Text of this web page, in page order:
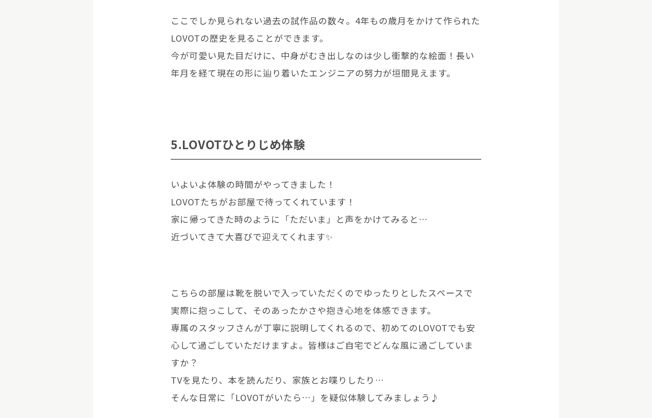
ここでしか見られない過去の試作品の数々。4年もの歳月をかけて作られた
LOVOTの歴史を見ることができます。
今が可愛い見た目だけに、中身がむき出しなのは少し衝撃的な絵面！長い
年月を経て現在の形に辿り着いたエンジニアの努力が垣間見えます。
5.LOVOTひとりじめ体験
いよいよ体験の時間がやってきました！
LOVOTたちがお部屋で待ってくれています！
家に帰ってきた時のように「ただいま」と声をかけてみると…
近づいてきて大喜びで迎えてくれます✨
こちらの部屋は靴を脱いで入っていただくのでゆったりとしたスペースで
実際に抱っこして、そのあったかさや抱き心地を体感できます。
専属のスタッフさんが丁寧に説明してくれるので、初めてのLOVOTでも安
心して過ごしていただけますよ。皆様はご自宅でどんな風に過ごしていま
すか？
TVを見たり、本を読んだり、家族とお喋りしたり…
そんな日常に「LOVOTがいたら…」を疑似体験してみましょう♪